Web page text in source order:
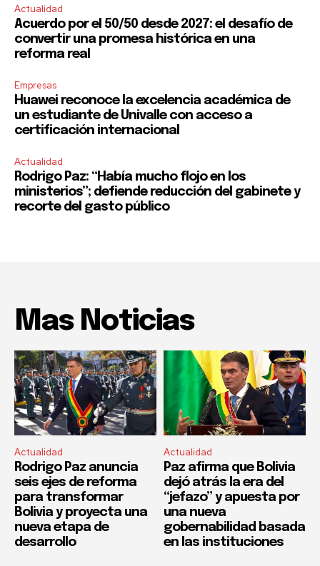
Actualidad
Acuerdo por el 50/50 desde 2027: el desafío de
convertir una promesa histórica en una
reforma real
Empresas
Huawei reconoce la excelencia académica de
un estudiante de Univalle con acceso a
certificación internacional
Actualidad
Rodrigo Paz: “Había mucho flojo en los
ministerios”; defiende reducción del gabinete y
recorte del gasto público
Mas Noticias
Actualidad
Rodrigo Paz anuncia
seis ejes de reforma
para transformar
Bolivia y proyecta una
nueva etapa de
desarrollo
Actualidad
Paz afirma que Bolivia
dejó atrás la era del
“jefazo” y apuesta por
una nueva
gobernabilidad basada
en las instituciones